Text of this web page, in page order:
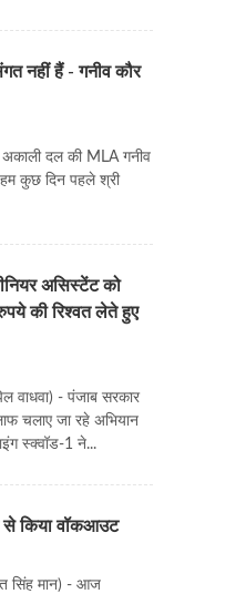
नहीं हैं - गनीव कौर
दल की MLA गनीव
कुछ दिन पहले श्री
असिस्टेंट को
की रिश्वत लेते हुए
वाधवा) - पंजाब सरकार
चलाए जा रहे अभियान
स्क्वॉड-1 ने...
से किया वॉकआउट
सिंह मान) - आज